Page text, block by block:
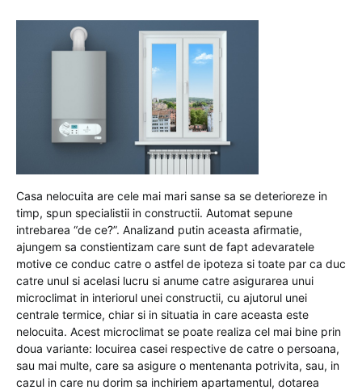
Casa nelocuita are cele mai mari sanse sa se deterioreze in
timp, spun specialistii in constructii. Automat sepune
intrebarea “de ce?”. Analizand putin aceasta afirmatie,
ajungem sa constientizam care sunt de fapt adevaratele
motive ce conduc catre o astfel de ipoteza si toate par ca duc
catre unul si acelasi lucru si anume catre asigurarea unui
microclimat in interiorul unei constructii, cu ajutorul unei
centrale termice, chiar si in situatia in care aceasta este
nelocuita. Acest microclimat se poate realiza cel mai bine prin
doua variante: locuirea casei respective de catre o persoana,
sau mai multe, care sa asigure o mentenanta potrivita, sau, in
cazul in care nu dorim sa inchiriem apartamentul, dotarea